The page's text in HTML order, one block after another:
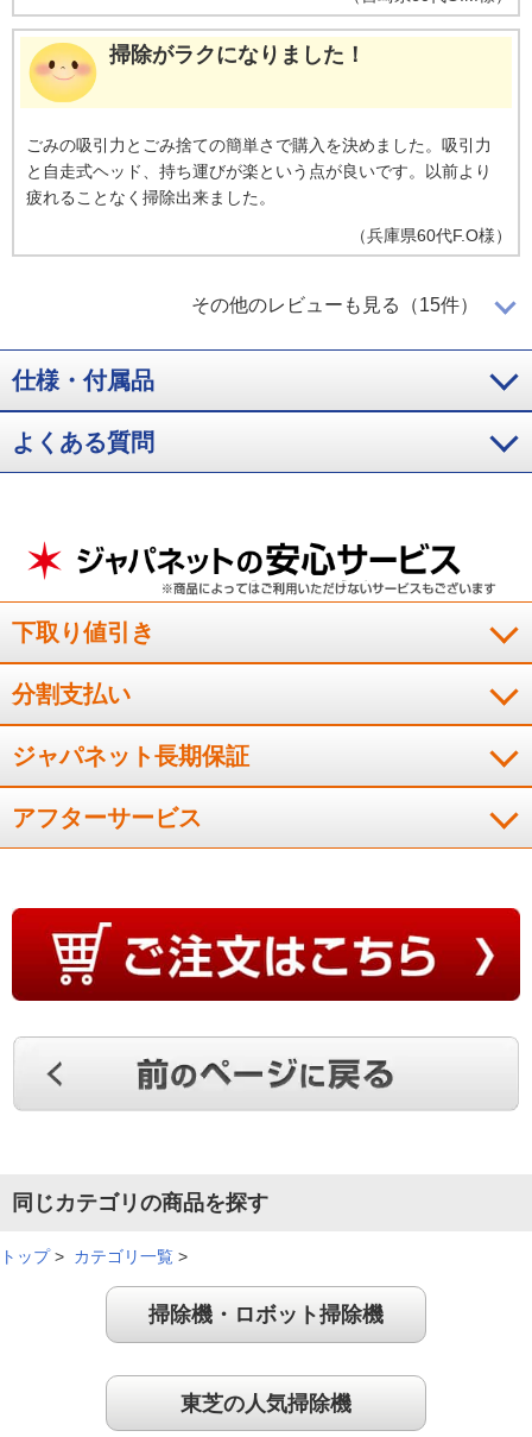
掃除がラクになりました！
ごみの吸引力とごみ捨ての簡単さで購入を決めました。吸引力
と自走式ヘッド、持ち運びが楽という点が良いです。以前より
疲れることなく掃除出来ました。
（兵庫県60代F.O様）
良く吸い込みます！
軽くて使いやすいです。タイルカ－ペットを敷いていますがよ
く吸い込みます。ただ、ダストカップがすぐに一杯になってゴ
ミ捨てを頻ぱんにしなければいけないので、ダストカップがも
軽ーい！と妻に好評です
妻曰く…「軽－い！」毎日する掃除なのでこれが最高の感想だ
と思う。もちろん、吸引力・静かさもばっちり。
）
満足しています
思っていた以上に吸引力があって軽いので満足しています。
（山口県40代 K.M様
想像していたより軽くて便利
す。
軽くてスイスイ動く
軽くてスイスイ動きます。吸引力も申し分ないです。
その他のレビューも見る（15件）
仕様・付属品
よくある質問
下取り値引き
分割支払い
ジャパネット長期保証
アフターサービス
同じカテゴリの商品を探す
トップ> カテゴリ一覧 >
掃除機・ロボット掃除機
東芝の人気掃除機